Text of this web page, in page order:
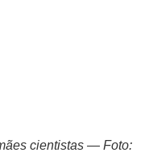
cientistas — Foto: